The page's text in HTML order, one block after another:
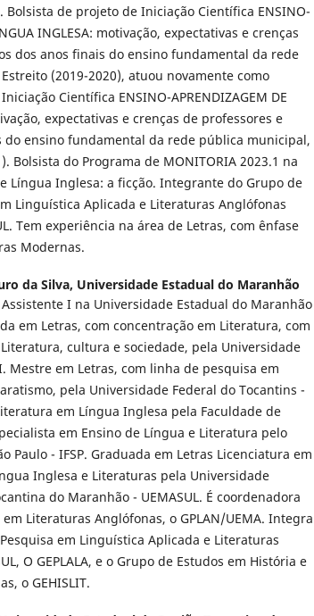
Bolsista de projeto de Iniciação Científica ENSINO-
INGLESA: motivação, expectativas e crenças
dos anos finais do ensino fundamental da rede
(2019-2020), atuou novamente como
Científica ENSINO-APRENDIZAGEM DE
expectativas e crenças de professores e
do ensino fundamental da rede pública municipal,
Bolsista do Programa de MONITORIA 2023.1 na
Língua Inglesa: a ficção. Integrante do Grupo de
Linguística Aplicada e Literaturas Anglófonas
Tem experiência na área de Letras, com ênfase
Modernas.
da Silva, Universidade Estadual do Maranhão
I na Universidade Estadual do Maranhão
em Letras, com concentração em Literatura, com
cultura e sociedade, pela Universidade
Mestre em Letras, com linha de pesquisa em
pela Universidade Federal do Tocantins -
em Língua Inglesa pela Faculdade de
em Ensino de Língua e Literatura pelo
Paulo - IFSP. Graduada em Letras Licenciatura em
Inglesa e Literaturas pela Universidade
do Maranhão - UEMASUL. É coordenadora
Literaturas Anglófonas, o GPLAN/UEMA. Integra
em Linguística Aplicada e Literaturas
O GEPLALA, e o Grupo de Estudos em História e
o GEHISLIT.